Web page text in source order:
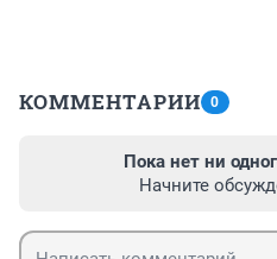
КОММЕНТАРИИ 0
Пока нет ни
Начните